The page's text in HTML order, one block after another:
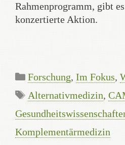
Rahmenprogramm, gibt
konzertierte Aktion.
Categories
Forschung, Im Fokus,
Tags
Alternativmedizin,
Komplementärmedizin